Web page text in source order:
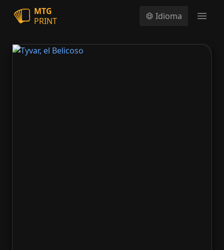
MTG
PRINT
Idioma